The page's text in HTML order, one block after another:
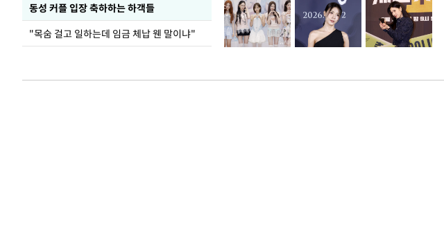
동성 커플 입장 축하하는 하객들
"목숨 걸고 일하는데 임금 체납 웬 말이냐"